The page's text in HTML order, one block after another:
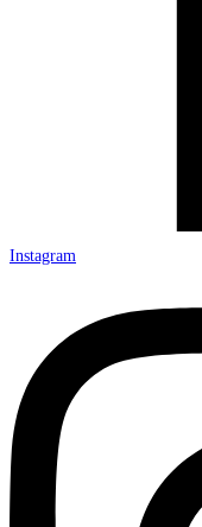
Instagram